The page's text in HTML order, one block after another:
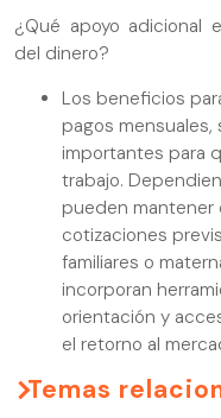
¿Qué apoyo adicional
del dinero?
Los beneficios
pagos
importantes para
trabajo.
pueden mantener
cotizaciones
familiares o
incorporan
orientación y
el retorno al
Temas